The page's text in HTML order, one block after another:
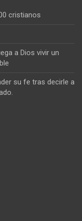
cristianos
a Dios vivir un
su fe tras decirle a